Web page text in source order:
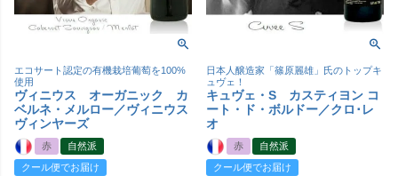
エコサート認定の有機栽培葡萄を100%
使用
ヴィニウス オーガニック カ
ベルネ・メルロー／ヴィニウス
ヴィンヤーズ
赤
自然派
クール便でお届け
日本人醸造家「篠原麗雄」氏のトップキ
ュヴェ！
キュヴェ・S カスティヨン コ
ート・ド・ボルドー／クロ･レ
オ
赤
自然派
クール便でお届け